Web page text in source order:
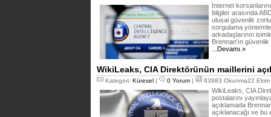
İnternet
bilgiler arasında
ulusal güvenlik
sorgulama
arkadaşlarının
Brennan'ın
...Devamı.»
WikiLeaks, CIA Direktörünün maillerini
Kategori: Küresel | 0 Yorum | 63983 Okunma22
WikiLeaks, CIA
postalarını
açıklamada
açıklanacağı ve bu